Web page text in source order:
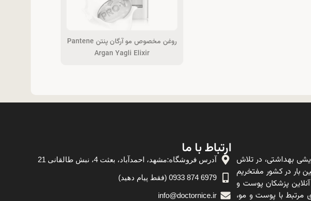
روغن مخصوص مو آرگان پنتن Pantene
Argan Yagli Elixir
بهداشتی، در تلاش
بار در کشور مفتخریم
پزشکان پوست و
مرتبط با پوست و مو،
ارتباط با ما
آدرس فروشگاه:مشهد، احمدآباد، بعثت 4، نبش طالقانی 21
6979 874 0933 (فقط پیام دهید)
info@doctornice.ir